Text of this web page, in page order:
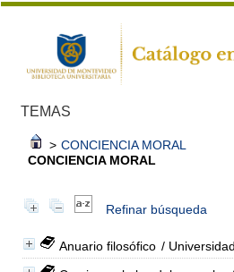
TEMAS
> CONCIENCIA MORAL
CONCIENCIA MORAL
Refinar búsqueda
Anuario filosófico /